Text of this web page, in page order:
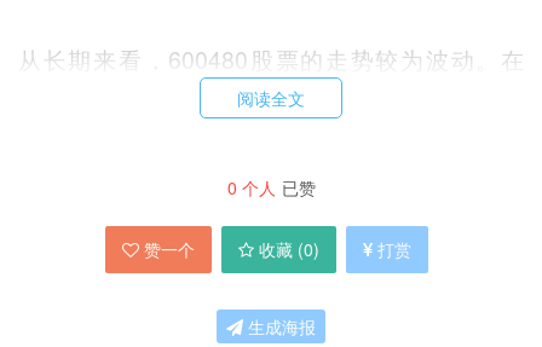
从长期来看，600480股票的走势较为波动。在
2015年至2016年的时间段内，该股票曾经历了一
年，该股票经历了一次较为明显的上涨，但随后又
回落至之前的水平。
阅读全文
0 个人 已赞
赞一个 收藏 (0) 打赏
生成海报